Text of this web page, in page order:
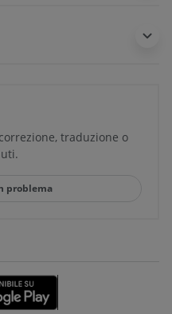
traduzione o
problema